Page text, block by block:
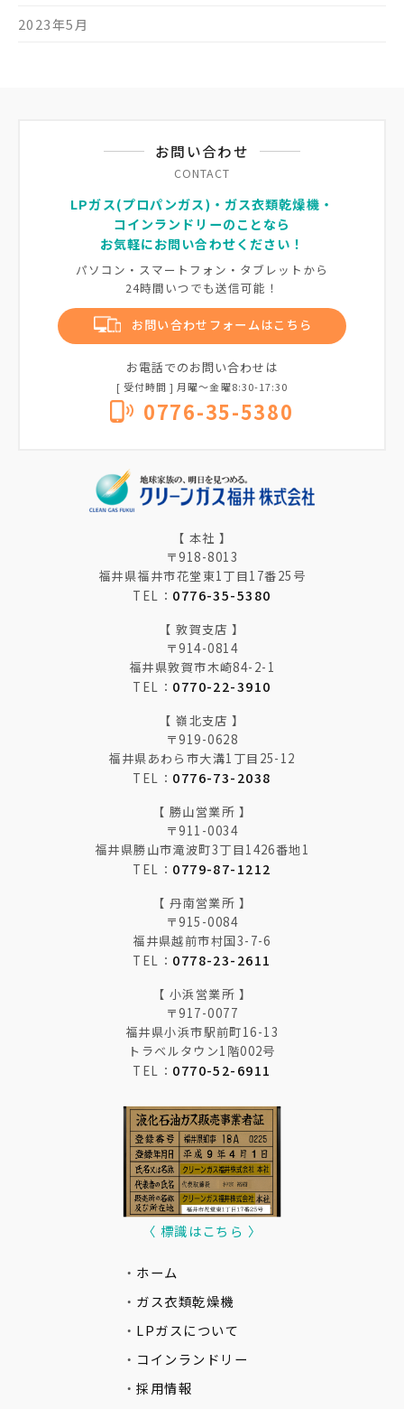
2023年5月
お問い合わせ
CONTACT
LPガス(プロパンガス)・ガス衣類乾燥機・
コインランドリーのことなら
お気軽にお問い合わせください！
パソコン・スマートフォン・タブレットから
24時間いつでも送信可能！
お問い合わせフォームはこちら
お電話でのお問い合わせは
[ 受付時間 ] 月曜〜金曜8:30-17:30
0776-35-5380
【 本社 】
〒918-8013
福井県福井市花堂東1丁目17番25号
TEL： 0776-35-5380
【 敦賀支店 】
〒914-0814
福井県敦賀市木崎84-2-1
TEL： 0770-22-3910
【 嶺北支店 】
〒919-0628
福井県あわら市大溝1丁目25-12
TEL： 0776-73-2038
【 勝山営業所 】
〒911-0034
福井県勝山市滝波町3丁目1426番地1
TEL： 0779-87-1212
【 丹南営業所 】
〒915-0084
福井県越前市村国3-7-6
TEL： 0778-23-2611
【 小浜営業所 】
〒917-0077
福井県小浜市駅前町16-13
トラベルタウン1階002号
TEL： 0770-52-6911
〈 標識はこちら 〉
・ ホーム
・ ガス衣類乾燥機
・ LPガスについて
・ コインランドリー
・採用情報